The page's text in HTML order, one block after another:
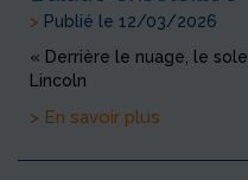
> Publié le 12/03/2026
« Derrière le nuage, le
Lincoln
> En savoir plus